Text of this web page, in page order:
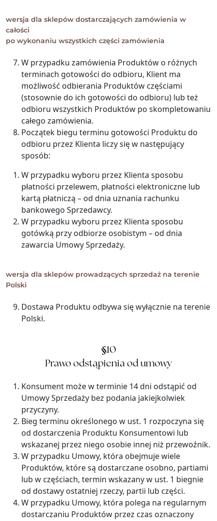
wersja dla sklepów dostarczających zamówienia w
całości
po wykonaniu wszystkich części zamówienia
W przypadku zamówienia Produktów o różnych
terminach gotowości do odbioru, Klient ma
możliwość odbierania Produktów częściami
(stosownie do ich gotowości do odbioru) lub też
odbioru wszystkich Produktów po skompletowaniu
całego zamówienia.
Początek biegu terminu gotowości Produktu do
odbioru przez Klienta liczy się w następujący
sposób:
W przypadku wyboru przez Klienta sposobu
płatności przelewem, płatności elektroniczne lub
kartą płatniczą – od dnia uznania rachunku
bankowego Sprzedawcy.
W przypadku wyboru przez Klienta sposobu
gotówką przy odbiorze osobistym – od dnia
zawarcia Umowy Sprzedaży.
wersja dla sklepów prowadzących sprzedaż na terenie
Polski
Dostawa Produktu odbywa się wyłącznie na terenie
Polski.
§10
Prawo odstąpienia od umowy
Konsument może w terminie 14 dni odstąpić od
Umowy Sprzedaży bez podania jakiejkolwiek
przyczyny.
Bieg terminu określonego w ust. 1 rozpoczyna się
od dostarczenia Produktu Konsumentowi lub
wskazanej przez niego osobie innej niż przewoźnik.
W przypadku Umowy, która obejmuje wiele
Produktów, które są dostarczane osobno, partiami
lub w częściach, termin wskazany w ust. 1 biegnie
od dostawy ostatniej rzeczy, partii lub części.
W przypadku Umowy, która polega na regularnym
dostarczaniu Produktów przez czas oznaczony